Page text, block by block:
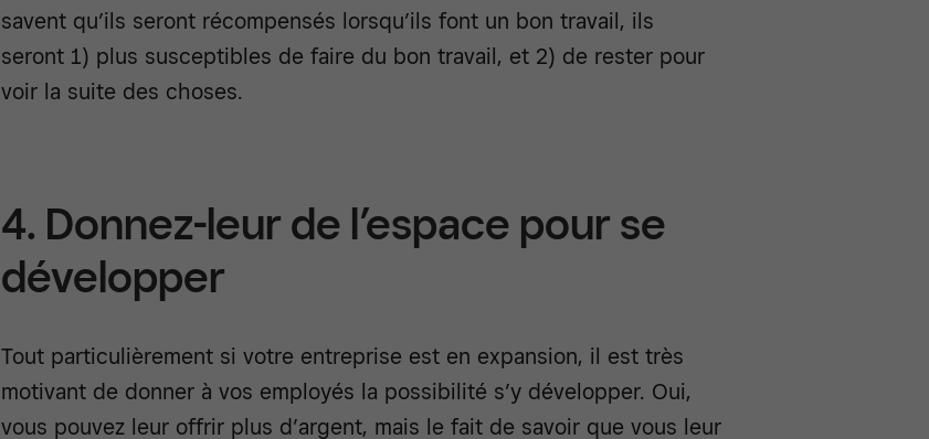
savent qu’ils seront récompensés lorsqu’ils font un bon travail, ils
seront 1) plus susceptibles de faire du bon travail, et 2) de rester pour
voir la suite des choses.
4. Donnez-leur de l’espace pour se
développer
Tout particulièrement si votre entreprise est en expansion, il est très
motivant de donner à vos employés la possibilité s’y développer. Oui,
vous pouvez leur offrir plus d’argent, mais le fait de savoir que vous leur